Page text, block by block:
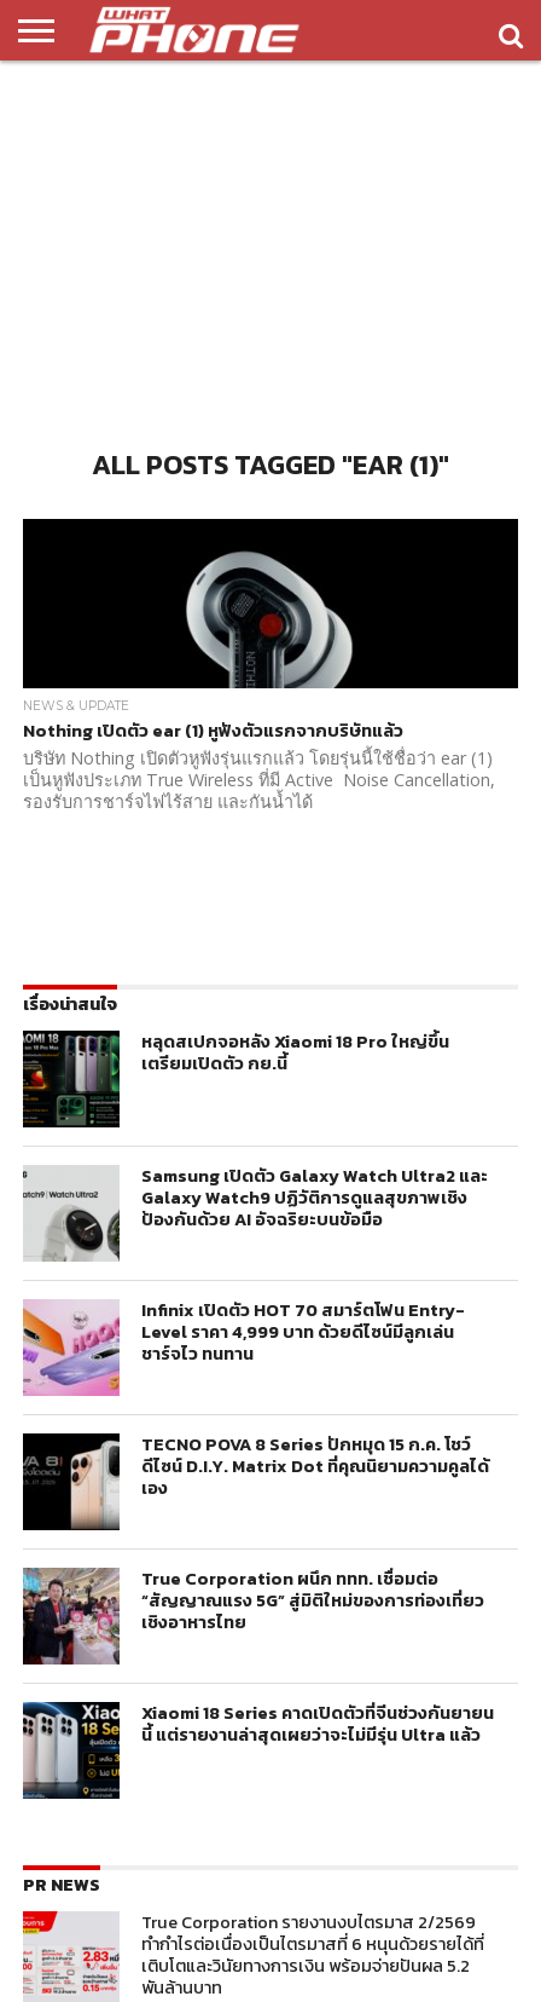
ALL POSTS TAGGED "EAR (1)"
NEWS & UPDATE
Nothing เปิดตัว ear (1) หูฟังตัวแรกจากบริษัทแล้ว
บริษัท Nothing เปิดตัวหูฟังรุ่นแรกแล้ว โดยรุ่นนี้ใช้ชื่อว่า ear (1)
เป็นหูฟังประเภท True Wireless ที่มี Active Noise Cancellation,
รองรับการชาร์จไฟไร้สาย และกันน้ำได้
เรื่องน่าสนใจ
หลุดสเปกจอหลัง Xiaomi 18 Pro ใหญ่ขึ้น
เตรียมเปิดตัว กย.นี้
Samsung เปิดตัว Galaxy Watch Ultra2 และ
Galaxy Watch9 ปฏิวัติการดูแลสุขภาพเชิง
ป้องกันด้วย AI อัจฉริยะบนข้อมือ
Infinix เปิดตัว HOT 70 สมาร์ตโฟน Entry-
Level ราคา 4,999 บาท ด้วยดีไซน์มีลูกเล่น
ชาร์จไว ทนทาน
TECNO POVA 8 Series ปักหมุด 15 ก.ค. โชว์
ดีไซน์ D.I.Y. Matrix Dot ที่คุณนิยามความคูลได้
เอง
True Corporation ผนึก ททท. เชื่อมต่อ
“สัญญาณแรง 5G” สู่มิติใหม่ของการท่องเที่ยว
เชิงอาหารไทย
Xiaomi 18 Series คาดเปิดตัวที่จีนช่วงกันยายน
นี้ แต่รายงานล่าสุดเผยว่าจะไม่มีรุ่น Ultra แล้ว
PR NEWS
True Corporation รายงานงบไตรมาส 2/2569
ทำกำไรต่อเนื่องเป็นไตรมาสที่ 6 หนุนด้วยรายได้ที่
เติบโตและวินัยทางการเงิน พร้อมจ่ายปันผล 5.2
พันล้านบาท